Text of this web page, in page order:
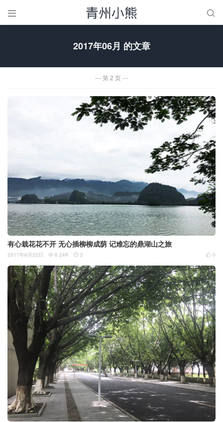
 
2017年06月 的文章
第 2 页
有心栽花花不开 无心插柳柳成荫 记难忘的鼎湖山之旅
 0
2017年6月22日  6.24K  2